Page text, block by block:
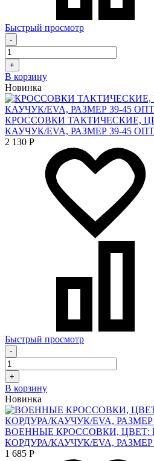
Быстрый просмотр
-
+
В корзину
Новинка
КРОССОВКИ ТАКТИЧЕСКИЕ,
КАУЧУК/EVA, РАЗМЕР 39-45
2 130 Р
Быстрый просмотр
-
+
В корзину
Новинка
ВОЕННЫЕ КРОССОВКИ,
КОРДУРА/КАУЧУК/EVA,
1 685 Р